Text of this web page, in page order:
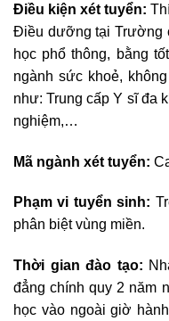
Điều kiện xét tuyển:
Điều dưỡng tại Trường
học phổ thông, bằng
ngành sức khoẻ,
như: Trung cấp Y sĩ đa
nghiệm,…
Mã ngành xét tuyển:
Phạm vi tuyển sinh:
phân biệt vùng miền.
Thời gian đào tạo:
đẳng chính quy 2 năm
học vào ngoài giờ